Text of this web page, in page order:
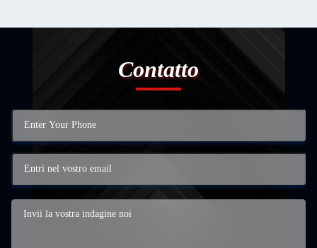
Contatto